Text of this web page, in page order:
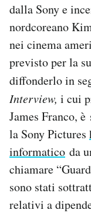
CALENDARIO
AREA
Area
Newsletter
Notifiche
Regala il Post
Hai bisogno di
dalla Sony e
nordcoreano
nei cinema
previsto per la
diffonderlo in
Interview, i cui
James Franco,
la Sony Pictures
informatico da
chiamare
sono stati
relativi a